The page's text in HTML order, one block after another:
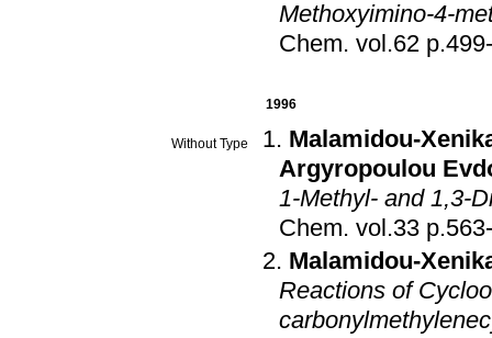
Methoxyimino-4-
Chem. vol.62
1996
Without Type
Malamidou-
Argyropoulou
1-Methyl- and 1,3-
Chem.
vol.33
Malamidou-
Reactions of